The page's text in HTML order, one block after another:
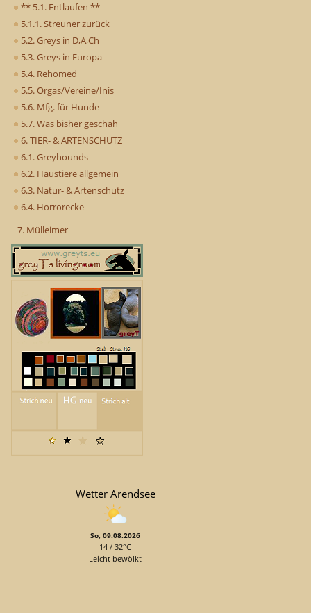
** 5.1. Entlaufen **
5.1.1. Streuner zurück
5.2. Greys in D,A,Ch
5.3. Greys in Europa
5.4. Rehomed
5.5. Orgas/Vereine/Inis
5.6. Mfg. für Hunde
5.7. Was bisher geschah
6. TIER- & ARTENSCHUTZ
6.1. Greyhounds
6.2. Haustiere allgemein
6.3. Natur- & Artenschutz
6.4. Horrorecke
7. Mülleimer
Wetter Arendsee
So, 09.08.2026
14 / 32°C
Leicht bewölkt